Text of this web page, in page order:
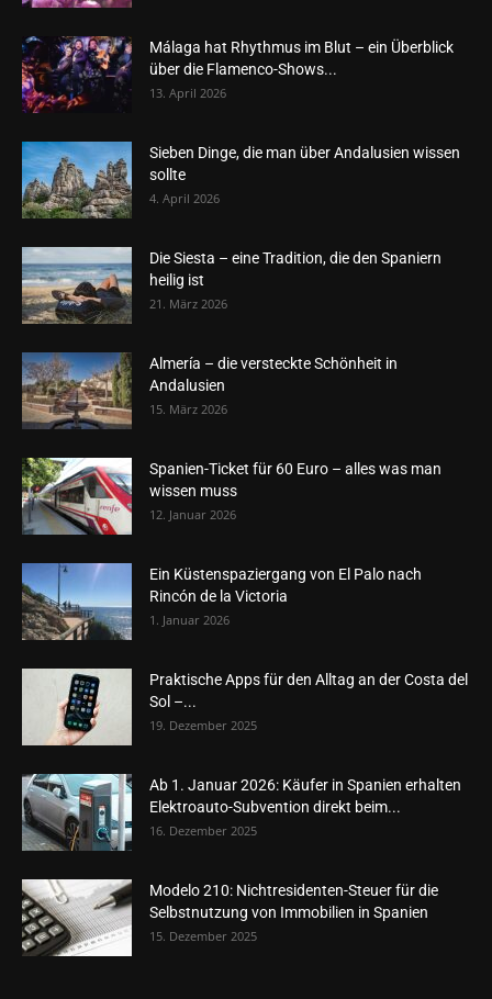
Málaga hat Rhythmus im Blut – ein Überblick
über die Flamenco-Shows...
13. April 2026
Sieben Dinge, die man über Andalusien wissen
sollte
4. April 2026
Die Siesta – eine Tradition, die den Spaniern
heilig ist
21. März 2026
Almería – die versteckte Schönheit in
Andalusien
15. März 2026
Spanien-Ticket für 60 Euro – alles was man
wissen muss
12. Januar 2026
Ein Küstenspaziergang von El Palo nach
Rincón de la Victoria
1. Januar 2026
Praktische Apps für den Alltag an der Costa del
Sol –...
19. Dezember 2025
Ab 1. Januar 2026: Käufer in Spanien erhalten
Elektroauto-Subvention direkt beim...
16. Dezember 2025
Modelo 210: Nichtresidenten-Steuer für die
Selbstnutzung von Immobilien in Spanien
15. Dezember 2025